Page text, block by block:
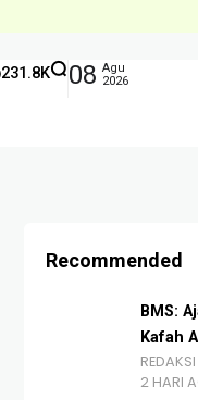
231.8K 08 Agu
2026
Recommended
BMS:
Kafah
2 HARI